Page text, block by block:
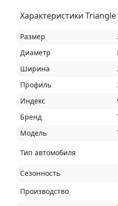
Характеристики
Размер
Диаметр
Ширина
Профиль
Индекс
Бренд
Модель
Тип автомобиля
Сезонность
Производство